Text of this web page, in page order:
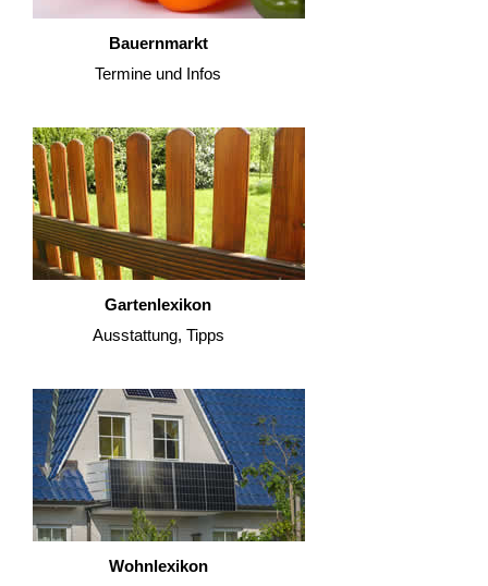
Bauernmarkt
Termine und Infos
Gartenlexikon
Ausstattung, Tipps
Wohnlexikon